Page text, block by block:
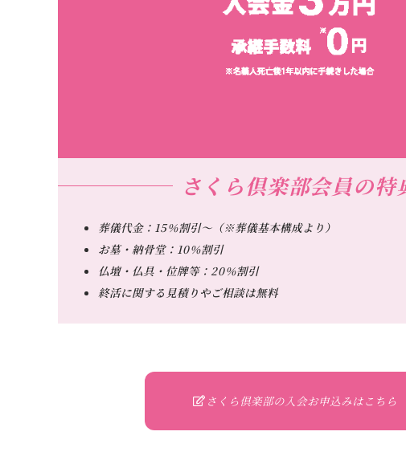
さくら倶楽部会員の特
葬儀代金：15％割引～（※葬儀基本構成より）
お墓・納骨堂：10％割引
仏壇・仏具・位牌等：20％割引
終活に関する見積りやご相談は無料
さくら倶楽部の入会お申込みはこちら